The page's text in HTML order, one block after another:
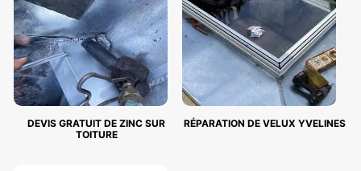
DEVIS GRATUIT DE ZINC SUR
TOITURE
RÉPARATION DE VELUX YVELINES